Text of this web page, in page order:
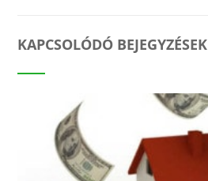
KAPCSOLÓDÓ BEJEGYZÉSEK